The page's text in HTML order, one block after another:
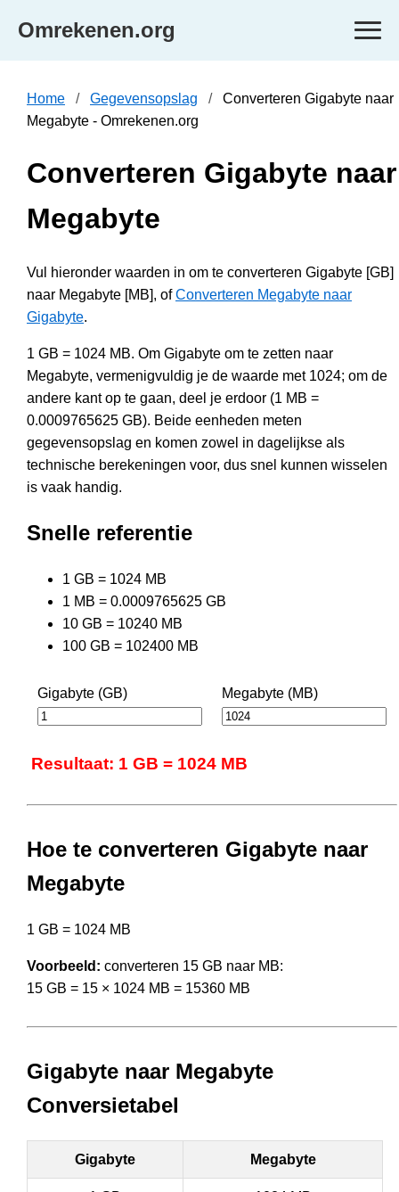
Omrekenen.org
Home Gegevensopslag
Converteren Gigabyte naar
Megabyte - Omrekenen.org
Converteren Gigabyte naar
Megabyte
Vul hieronder waarden in om te converteren Gigabyte [GB]
naar Megabyte [MB], ofConverteren Megabyte naar
Gigabyte.
1 GB = 1024 MB. Om Gigabyte om te zetten naar
Megabyte, vermenigvuldig je de waarde met 1024; om de
andere kant op te gaan, deel je erdoor (1 MB =
0.0009765625 GB). Beide eenheden meten
gegevensopslag en komen zowel in dagelijkse als
technische berekeningen voor, dus snel kunnen wisselen
is vaak handig.
Snelle referentie
1 GB = 1024 MB
1 MB = 0.0009765625 GB
10 GB = 10240 MB
100 GB = 102400 MB
Gigabyte (GB) Megabyte (MB)
Resultaat: 1 GB = 1024 MB
Hoe te converteren Gigabyte naar
Megabyte
1 GB = 1024 MB
Voorbeeld: converteren 15 GB naar MB:
15 GB = 15 × 1024 MB = 15360 MB
Gigabyte naar Megabyte
Conversietabel
Gigabyte Megabyte